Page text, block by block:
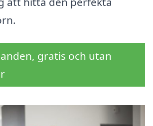
gratis och utan